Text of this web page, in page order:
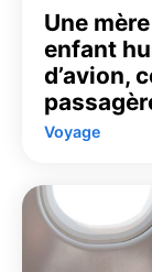
Une
enfant
d’avion,
Voyage